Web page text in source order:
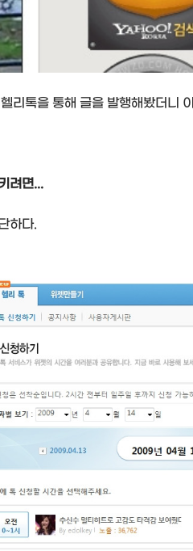
리톡을 통해 글을 발행해봤더니
려면...
하다.